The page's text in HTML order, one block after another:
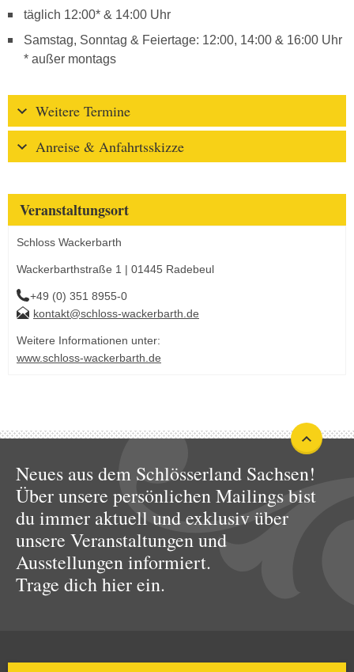
täglich 12:00* & 14:00 Uhr
Samstag, Sonntag & Feiertage: 12:00, 14:00 & 16:00 Uhr
* außer montags
Weitere Termine
Anreise & Anfahrtsskizze
Veranstaltungsort
Schloss Wackerbarth
Wackerbarthstraße 1 | 01445 Radebeul
+49 (0) 351 8955-0
kontakt@schloss-wackerbarth.de
Weitere Informationen unter:
www.schloss-wackerbarth.de
Neues aus dem Schlösserland Sachsen!
Über unsere persönlichen Mailings bist
du immer aktuell und exklusiv über
unsere Veranstaltungen und
Ausstellungen informiert.
Trage dich hier ein.